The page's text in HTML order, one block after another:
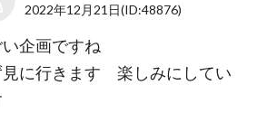
2022年12月21日(ID:48876)
企画ですね
見に行きます 楽しみにしてい